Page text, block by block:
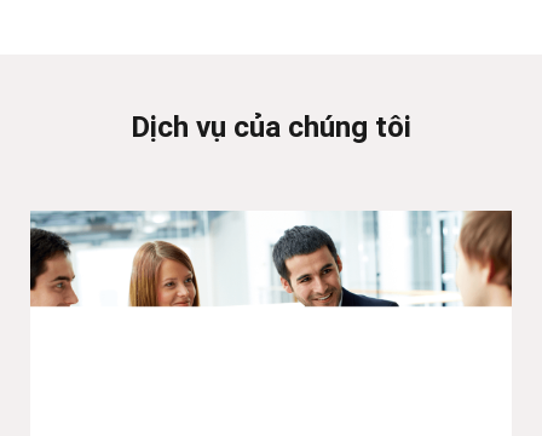
Dịch vụ của chúng tôi